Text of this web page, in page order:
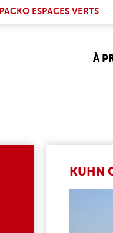
PACKO ESPACES VERTS
À
KUHN